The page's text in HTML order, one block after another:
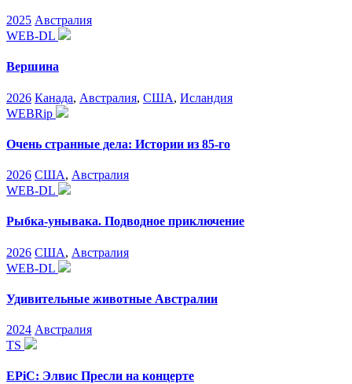
2025 Австралия
WEB-DL
Вершина
2026 Канада, Австралия, США, Исландия
WEBRip
Очень странные дела: Истории из 85-го
2026 США, Австралия
WEB-DL
Рыбка-унывака. Подводное приключение
2026 США, Австралия
WEB-DL
Удивительные животные Австралии
2024 Австралия
TS
EPiC: Элвис Пресли на концерте